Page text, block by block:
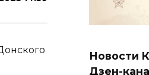
Новости
Дзен-